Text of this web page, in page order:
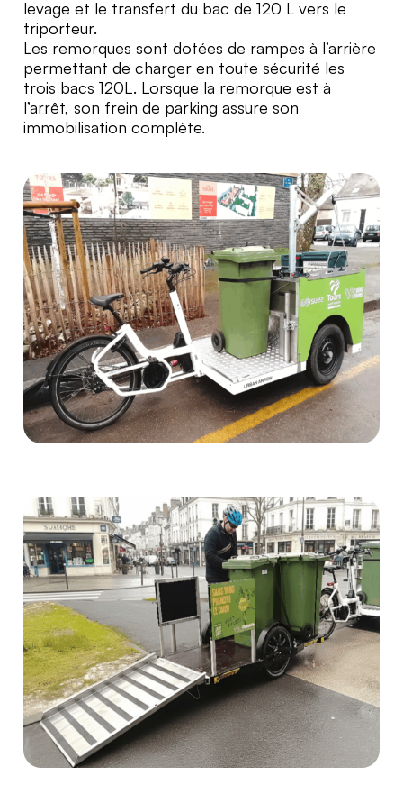
levage et le transfert du bac de 120 L vers le
triporteur.
Les remorques sont dotées de rampes à l’arrière
permettant de charger en toute sécurité les
trois bacs 120L. Lorsque la remorque est à
l’arrêt, son frein de parking assure son
immobilisation complète.